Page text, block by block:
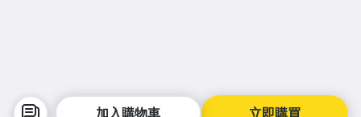
立即購買
加入購物車